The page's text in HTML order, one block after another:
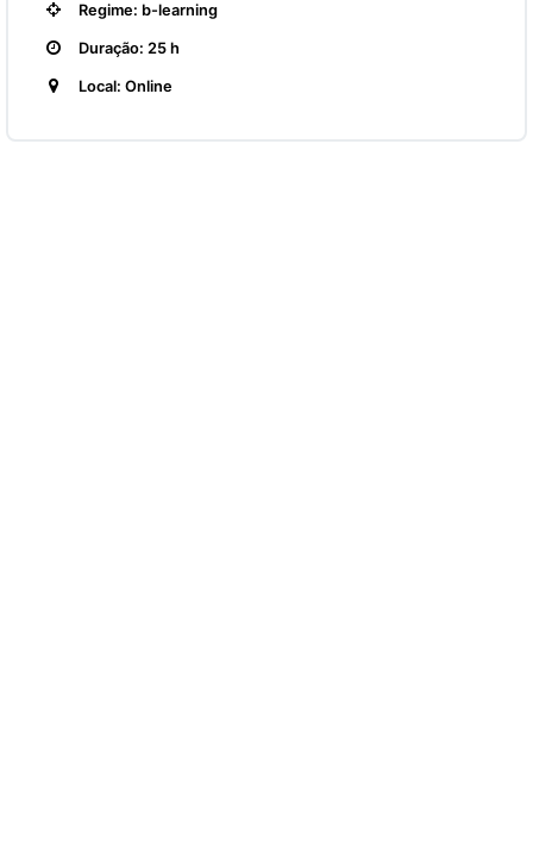
Regime: b-learning
Duração: 25 h
Local: Online